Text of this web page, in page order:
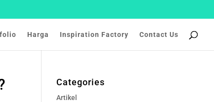
Harga Inspiration Factory Contact Us
Categories
Artikel